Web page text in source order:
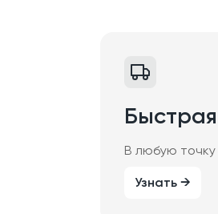
В любую точку
Узнать →